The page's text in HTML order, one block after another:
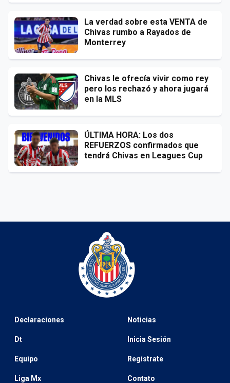
La verdad sobre esta VENTA de
Chivas rumbo a Rayados de
Monterrey
Chivas le ofrecía vivir como rey
pero los rechazó y ahora jugará
en la MLS
ÚLTIMA HORA: Los dos
REFUERZOS confirmados que
tendrá Chivas en Leagues Cup
Declaraciones
Dt
Equipo
Liga Mx
Noticias
Inicia Sesión
Regístrate
Contato